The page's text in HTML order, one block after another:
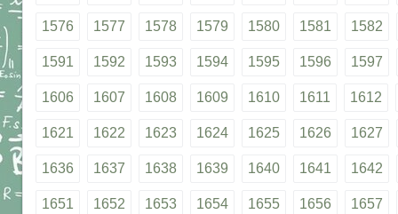
1576 1577 1578 1579 1580 1581 1582
1591 1592 1593 1594 1595 1596 1597
1606 1607 1608 1609 1610 1611 1612
1621 1622 1623 1624 1625 1626 1627
1636 1637 1638 1639 1640 1641 1642
1651 1652 1653 1654 1655 1656 1657